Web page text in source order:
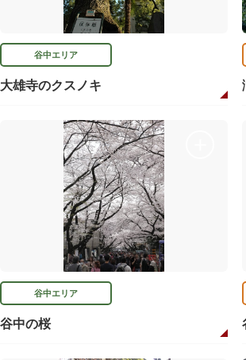
谷中エリア
大雄寺のクスノキ
谷中エリア
谷中の桜